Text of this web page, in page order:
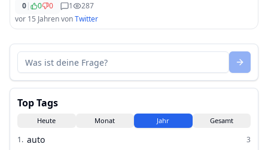
0| 0 0 1
287
vor 15 JahrenvonTwitter
Top Tags
Heute Monat Jahr Gesamt
1. auto
3